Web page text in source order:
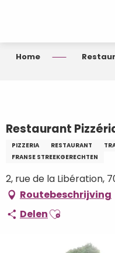
Home
Restaurant
PIZZERIA RESTAURANT
FRANSE STREEKGERECHTEN
2, rue de la Libération,
Routebeschrijving
DelenAjouter aux